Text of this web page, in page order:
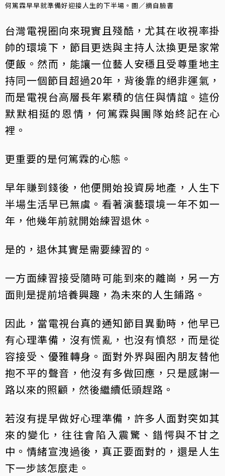
何篤霖早早就準備好迎接人生的下半場。圖／摘自臉書
台灣電視圈向來現實且殘酷，尤其在收視率掛
帥的環境下，節目更迭與主持人汰換更是家常
便飯。然而，能讓一位藝人安穩且受尊重地主
持同一個節目超過20年，背後靠的絕非運氣，
而是電視台高層長年累積的信任與情誼。這份
默默相挺的恩情，何篤霖與團隊始終記在心
裡。
更重要的是何篤霖的心態。
早年賺到錢後，他便開始投資房地產，人生下
半場生活早已無虞。看著演藝環境一年不如一
年，他幾年前就開始練習退休。
是的，退休其實是需要練習的。
一方面練習接受隨時可能到來的離崗，另一方
面則是提前培養興趣，為未來的人生鋪路。
因此，當電視台真的通知節目異動時，他早已
有心理準備，沒有慌亂，也沒有憤怒，而是從
容接受、優雅轉身。面對外界與圈內朋友替他
抱不平的聲音，他沒有多做回應，只是感謝一
路以來的照顧，然後繼續低頭趕路。
若沒有提早做好心理準備，許多人面對突如其
來的變化，往往會陷入震驚、錯愕與不甘之
中。情緒宣洩過後，真正要面對的，還是人生
下一步該怎麼走。